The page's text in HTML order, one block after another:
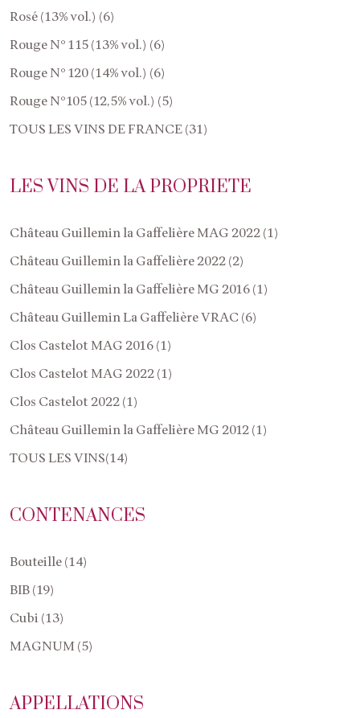
Rosé (13% vol.) (6)
Rouge N° 115 (13% vol.) (6)
Rouge N° 120 (14% vol.) (6)
Rouge N°105 (12,5% vol.) (5)
TOUS LES VINS DE FRANCE (31)
LES VINS DE LA PROPRIETE
Château Guillemin la Gaffelière MAG 2022 (1)
Château Guillemin la Gaffelière 2022 (2)
Château Guillemin la Gaffelière MG 2016 (1)
Château Guillemin La Gaffelière VRAC (6)
Clos Castelot MAG 2016 (1)
Clos Castelot MAG 2022 (1)
Clos Castelot 2022 (1)
Château Guillemin la Gaffelière MG 2012 (1)
TOUS LES VINS(14)
CONTENANCES
Bouteille (14)
BIB (19)
Cubi (13)
MAGNUM (5)
APPELLATIONS